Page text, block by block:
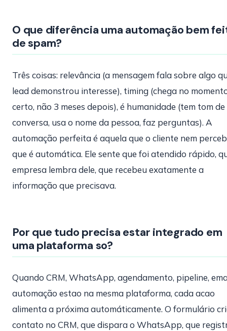
O que diferência uma automação bem
de spam?
Três coisas: relevância (a mensagem fala sobre algo
lead demonstrou interesse), timing (chega no
certo, não 3 meses depois), é humanidade (tem tom de
conversa, usa o nome da pessoa, faz perguntas). A
automação perfeita é aquela que o cliente nem
que é automática. Ele sente que foi atendido rápido,
empresa lembra dele, que recebeu exatamente a
informação que precisava.
Por que tudo precisa estar integrado em
uma plataforma so?
Quando CRM, WhatsApp, agendamento, pipeline,
automação estao na mesma plataforma, cada acao
alimenta a próxima automáticamente. O formulário
contato no CRM, que dispara o WhatsApp, que